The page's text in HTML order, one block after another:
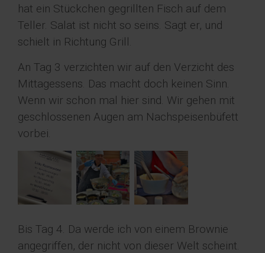
hat ein Stückchen gegrillten Fisch auf dem
Teller. Salat ist nicht so seins. Sagt er, und
schielt in Richtung Grill.
An Tag 3 verzichten wir auf den Verzicht des
Mittagessens. Das macht doch keinen Sinn.
Wenn wir schon mal hier sind. Wir gehen mit
geschlossenen Augen am Nachspeisenbüfett
vorbei.
Bis Tag 4. Da werde ich von einem Brownie
angegriffen, der nicht von dieser Welt scheint.